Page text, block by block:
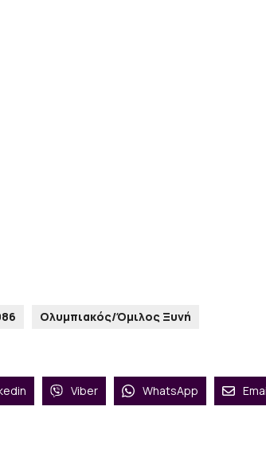
Ολυμπιακός/Όμιλος Ξυνή
Viber WhatsApp